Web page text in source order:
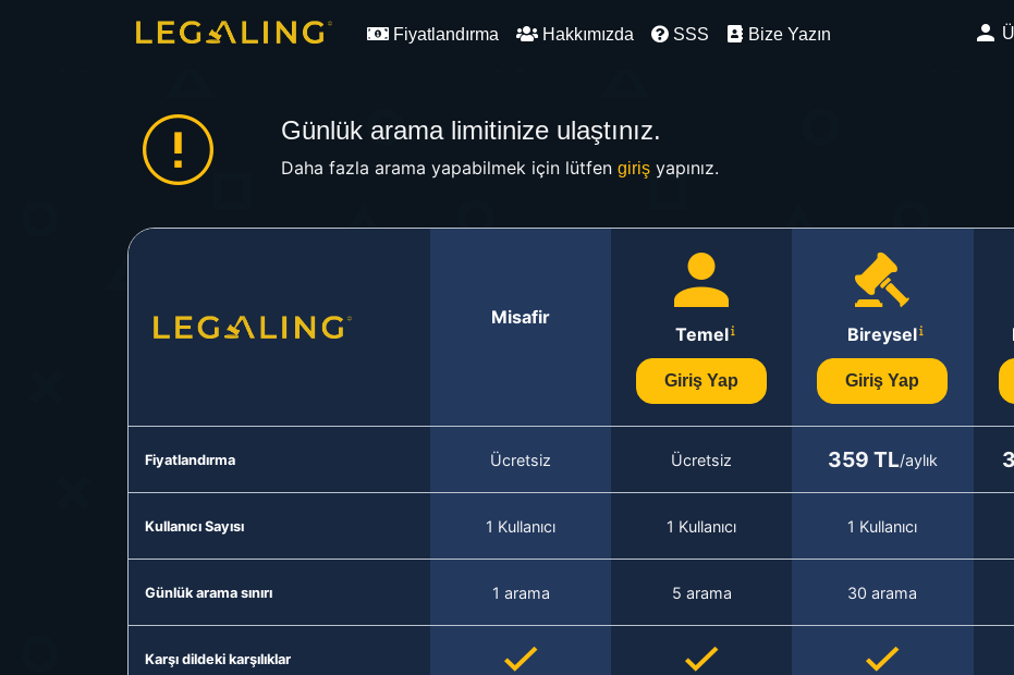
Fiyatlandırma Hakkımızda SSS Bize Yazın
Günlük arama limitinize ulaştınız.
Daha fazla arama yapabilmek için lütfen girişyapınız.
Misafir
Temel
Giriş Yap
Bireysel
Giriş Yap
Fiyatlandırma Ücretsiz Ücretsiz 359 TL/aylık
Kullanıcı Sayısı 1 Kullanıcı 1 Kullanıcı 1 Kullanıcı
Günlük arama sınırı 1 arama 5 arama 30 arama
Karşı dildeki karşılıklar